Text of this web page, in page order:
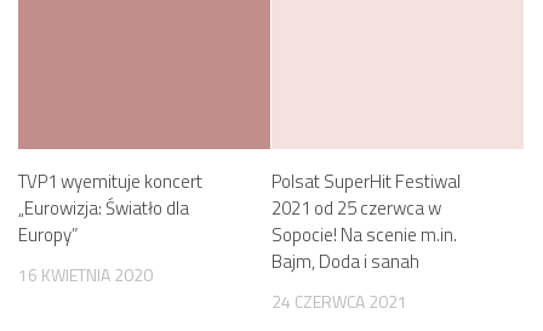
TVP1 wyemituje koncert
„Eurowizja: Światło dla
Europy”
16 KWIETNIA 2020
Polsat SuperHit Festiwal
2021 od 25 czerwca w
Sopocie! Na scenie m.in.
Bajm, Doda i sanah
24 CZERWCA 2021